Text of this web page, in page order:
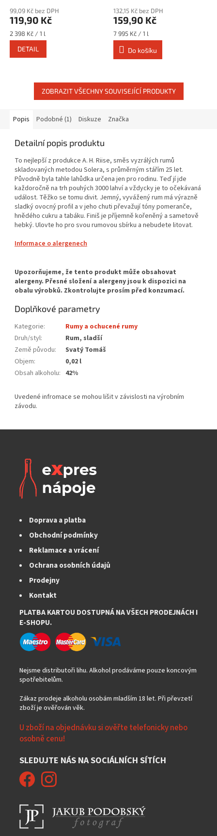
99,09 Kč bez DPH
119,90 Kč
Měrná
cena:
2 398 Kč / 1 l
DETAIL
132,15 Kč bez DPH
159,90 Kč
Měrná
cena:
7 995 Kč / 1 l
Do košíku
ZOBRAZIT VŠECHNY SOUVISEJÍCÍ PRODUKTY
Popis Podobné (1) Diskuze Značka
Detailní popis produktu
To nejlepší z produkce A. H. Riise, směs vyzrálých rumů
skladovaných metodou Solera, s průměrným stářím 25 let.
Původně byla tahle lahůdka určena jen pro rodinu. Teď jí jde
každoročně na trh pouhých 3000 lahví a vždycky je to očekávaná
událost. Těžko se tomu divit. Jemný, vyvážený rum má výrazně
sladký ovocný profil a v jeho chuti převažují tóny pomeranče,
hnědého cukru a tabáku. Finiš je příjemně kořeněný a sametově
hebký. Ulovte ho pro svou rumovou sbírku a nebudete litovat.
Informace o alergenech
Doplňkové parametry
Kategorie:
Rumy a ochucené rumy
Druh/styl:
Rum, sladší
Země původu:
Svatý Tomáš
Objem:
0,02 l
Obsah alkoholu: 42%
Doprava a platba
Obchodní podmínky
Reklamace a vrácení
Ochrana osobních údajů
Prodejny
Kontakt
PLATBA KARTOU DOSTUPNÁ NA VŠECH PRODEJNÁCH I
E-SHOPU.
Nejsme distributoři lihu. Alkohol prodáváme pouze koncovým
spotřebitelům.
Zákaz prodeje alkoholu osobám mladším 18 let. Při převzetí
zboží je ověřován věk.
U zboží na objednávku si ověřte telefonicky nebo
osobně cenu!
SLEDUJTE NÁS NA SOCIÁLNÍCH SÍTÍCH